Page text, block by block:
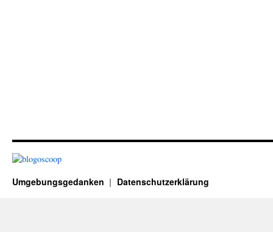
Umgebungsgedanken Datenschutzerklärung